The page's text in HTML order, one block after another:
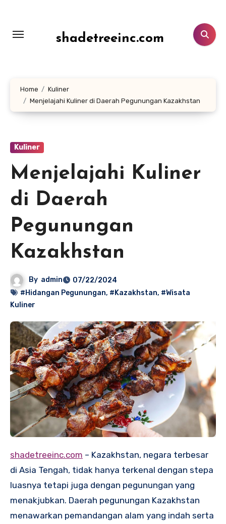
konten
shadetreeinc.com
Home
Kuliner
Menjelajahi Kuliner di Daerah Pegunungan Kazakhstan
Kuliner
Menjelajahi Kuliner
di Daerah
Pegunungan
Kazakhstan
By admin
07/22/2024
#Hidangan Pegunungan, #Kazakhstan, #Wisata
Kuliner
shadetreeinc.com – Kazakhstan, negara terbesar
di Asia Tengah, tidak hanya terkenal dengan stepa
luasnya tetapi juga dengan pegunungan yang
menakjubkan. Daerah pegunungan Kazakhstan
menawarkan pemandangan alam yang indah serta